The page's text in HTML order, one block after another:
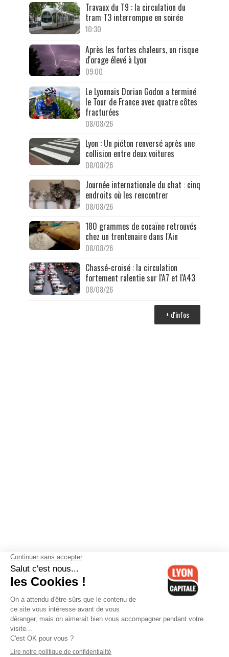
Travaux du T9 : la circulation du
tram T3 interrompue en soirée
10:30
Après les fortes chaleurs, un risque
d'orage élevé à Lyon
09:00
Le Lyonnais Dorian Godon a terminé
le Tour de France avec quatre côtes
fracturées
08/08/26
Lyon : Un piéton renversé après une
collision entre deux voitures
08/08/26
Journée internationale du chat : cinq
endroits où les rencontrer
08/08/26
180 grammes de cocaïne retrouvés
chez un trentenaire dans l'Ain
08/08/26
Chassé-croisé : la circulation
fortement ralentie sur l'A7 et l'A43
08/08/26
+ d'infos